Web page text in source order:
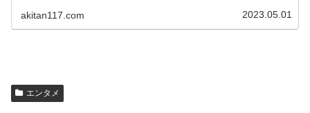
akitan117.com 2023.05.01
エンタメ